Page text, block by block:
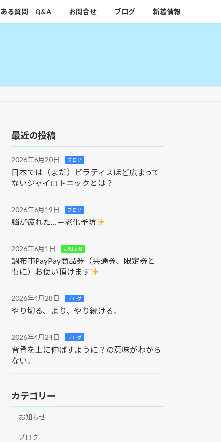
ある質問 Q&A お問合せ ブログ 新着情報
最近の投稿
2026年6月20日 ブログ
日本では（まだ）ピラティスほど広まって
ないジャイロトニックとは？
2026年6月19日 ブログ
脳が疲れた…＝老化予防
2026年6月1日 お知らせ
調布市PayPay商品券（共通券、限定券と
もに）お使い頂けます
2026年4月28日 ブログ
やり切る、より、やり続ける。
2026年4月24日 ブログ
背骨を上に伸ばすように？の意味がわから
ない。
カテゴリー
お知らせ
ブログ